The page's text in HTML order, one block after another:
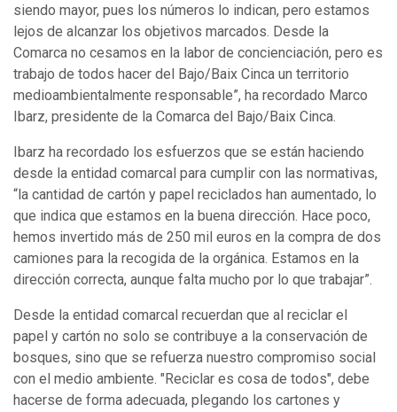
siendo mayor, pues los números lo indican, pero estamos
lejos de alcanzar los objetivos marcados. Desde la
Comarca no cesamos en la labor de concienciación, pero es
trabajo de todos hacer del Bajo/Baix Cinca un territorio
medioambientalmente responsable”, ha recordado Marco
Ibarz, presidente de la Comarca del Bajo/Baix Cinca.
Ibarz ha recordado los esfuerzos que se están haciendo
desde la entidad comarcal para cumplir con las normativas,
“la cantidad de cartón y papel reciclados han aumentado, lo
que indica que estamos en la buena dirección. Hace poco,
hemos invertido más de 250 mil euros en la compra de dos
camiones para la recogida de la orgánica. Estamos en la
dirección correcta, aunque falta mucho por lo que trabajar”.
Desde la entidad comarcal recuerdan que al reciclar el
papel y cartón no solo se contribuye a la conservación de
bosques, sino que se refuerza nuestro compromiso social
con el medio ambiente. "Reciclar es cosa de todos", debe
hacerse de forma adecuada, plegando los cartones y